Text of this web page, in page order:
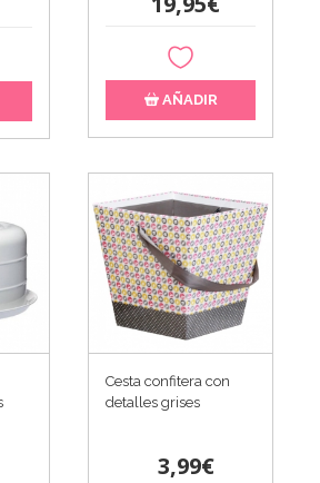
AÑADIR
Cesta confitera con
detalles grises
3,99€